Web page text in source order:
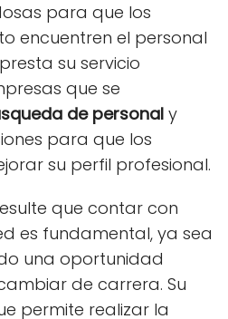
para que los
encuentren el personal
su servicio
que se
de personaly
para que los
su perfil profesional.
que contar con
es fundamental, ya sea
una oportunidad
de carrera. Su
permite realizar la